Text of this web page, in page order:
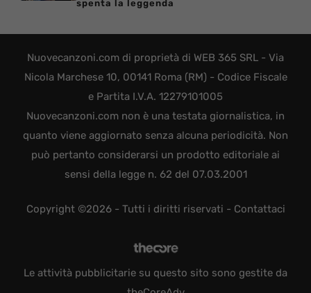
spenta la leggenda
Nuovecanzoni.com di proprietà di WEB 365 SRL - Via
Nicola Marchese 10, 00141 Roma (RM) - Codice Fiscale
e Partita I.V.A. 12279101005
Nuovecanzoni.com non è una testata giornalistica, in
quanto viene aggiornato senza alcuna periodicità. Non
può pertanto considerarsi un prodotto editoriale ai
sensi della legge n. 62 del 07.03.2001
Copyright ©2026 - Tutti i diritti riservati - Contattaci
Le attività pubblicitarie su questo sito sono gestite da